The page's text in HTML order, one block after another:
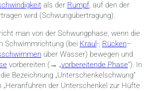
als der Rumpf, auf den der
wird (Schwungübertragung).
man von der Schwungphase, wenn die
Schwimmrichtung (bei Kraul -, Rücken–
über Wasser) bewegen und
vorbereiten (→ „vorbereitende Phase“). In
Bezeichnung „Unterschenkelschwung“
der Unterschenkel zur Hüfte